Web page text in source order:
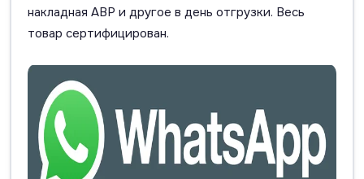
накладная АВР и другое в день отгрузки. Весь
товар сертифицирован.